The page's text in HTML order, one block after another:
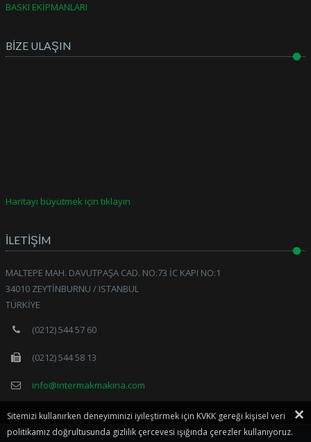
BASKI EKİPMANLARI
BİZE ULAŞIN
Haritayı büyütmek için tıklayın
İLETİŞİM
MALTEPE MAH. DAVUTPAŞA CAD. NO:73 İC KAPI NO:1
34010 ZEYTİNBURNU / ISTANBUL
TÜRKİYE
(0212) 544 57 60
(0212) 544 58 13
info@intermakmakina.com
Sitemizi kullanırken deneyiminizi iyileştirmek için KVKK gereği kişisel veri
politikamız doğrultusunda gizlilik çercevesi ışığında çerezler kullanıyoruz.